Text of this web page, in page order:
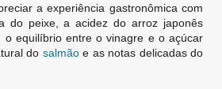
a experiência gastronômica com
do peixe, a acidez do arroz japonês
o equilíbrio entre o vinagre e o açúcar
do salmãoe as notas delicadas do